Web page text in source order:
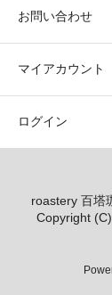
お問い合わせ
マイアカウント
ログイン
roastery 百塔
Copyright